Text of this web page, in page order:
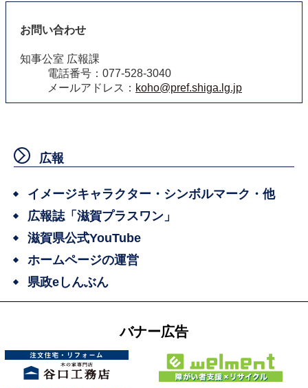
お問い合わせ
知事公室 広報課
電話番号：077-528-3040
メールアドレス： koho@pref.shiga.lg.jp
広報
イメージキャラクター・シンボルマーク・他
広報誌「滋賀プラスワン」
滋賀県公式YouTube
ホームページの運営
県政eしんぶん
バナー広告